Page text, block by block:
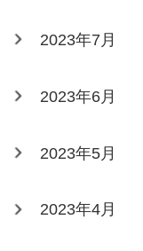
2023年7月
2023年6月
2023年5月
2023年4月